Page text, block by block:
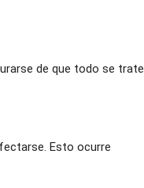
de que todo se trate
Esto ocurre